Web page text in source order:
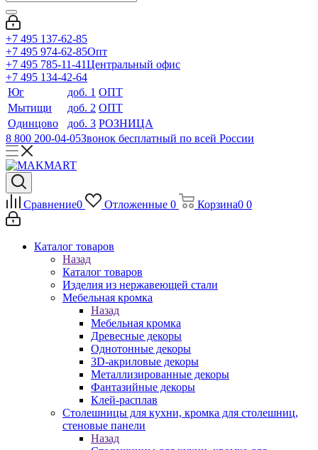
+7 495 137-62-85
+7 495 974-62-85Опт
+7 495 785-11-41Центральный офис
+7 495 134-42-64
Юг
доб. 1 ОПТ
Мытищи
доб. 2 ОПТ
Одинцово
доб. 3 РОЗНИЦА
8 800 200-04-05Звонок бесплатный по всей России
Сравнение0 Отложенные 0 Корзина0 0
Каталог товаров
Назад
Каталог товаров
Изделия из нержавеющей стали
Мебельная кромка
Назад
Мебельная кромка
Древесные декоры
Однотонные декоры
3D-акриловые декоры
Металлизированные декоры
Фантазийные декоры
Клей-расплав
Столешницы для кухни, кромка для столешниц,
стеновые панели
Назад